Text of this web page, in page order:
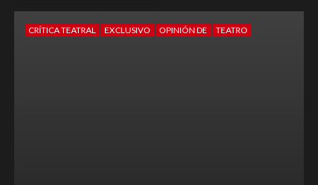
CRÍTICA TEATRAL EXCLUSIVO OPINIÓN DE TEATRO